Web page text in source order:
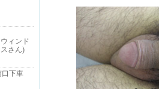
ィンド
さん)
下車